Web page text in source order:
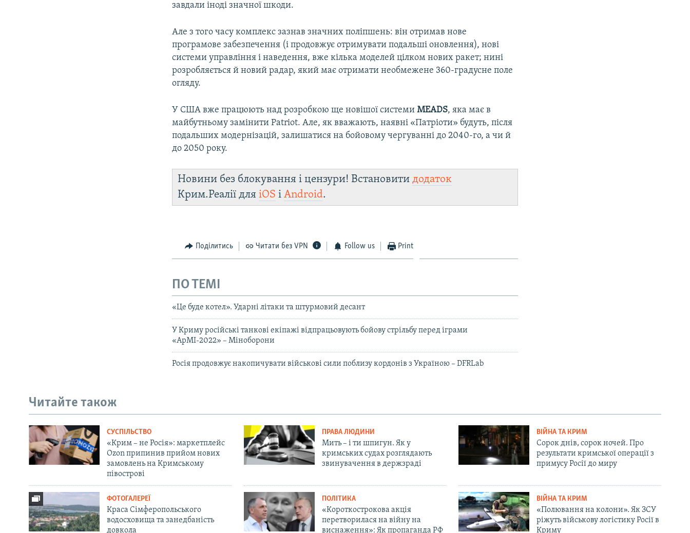
завдали іноді значної шкоди.
Але з того часу комплекс зазнав значних поліпшень: він отримав нове
програмове забезпечення (і продовжує отримувати подальші оновлення), нові
системи управління і наведення, вже кілька моделей цілком нових ракет; нині
розробляється й новий радар, який має отримати необмежене 360-градусне поле
огляду.
У США вже працюють над розробкою ще новішої системиMEADS, яка має в
майбутньому замінити Patriot. Але, як вважають, наявні «Патріоти» будуть, після
подальших модернізацій, залишатися на бойовому чергуванні до 2040-го, а чи й
до 2050 року.
Новини без блокування і цензури! Встановитидодаток
Крим.Реалії дляiOS іAndroid.
Поділитись Читати без VPN Follow us Print
ПО ТЕМІ
«Це буде котел». Ударні літаки та штурмовий десант
У Криму російські танкові екіпажі відпрацьовують бойову стрільбу перед іграми
«АрМІ-2022» – Міноборони
Росія продовжує накопичувати військові сили поблизу кордонів з Україною – DFRLab
Читайте також
СУСПІЛЬСТВО
«Крим – не Росія»: маркетплейс
Ozon припинив прийом нових
замовлень на Кримському
півострові
ПРАВА ЛЮДИНИ
Мить – і ти шпигун. Як у
кримських судах розглядають
звинувачення в держзраді
ВІЙНА ТА КРИМ
Сорок днів, сорок ночей. Про
результати кримської операції з
примусу Росії до миру
ФОТОГАЛЕРЕЇ
Краса Сімферопольського
водосховища та занедбаність
довкола
ПОЛІТИКА
«Короткострокова акція
перетворилася на війну на
виснаження»: Як пропаганда РФ
ВІЙНА ТА КРИМ
«Полювання на колони». Як ЗСУ
ріжуть військову логістику Росії в
Криму